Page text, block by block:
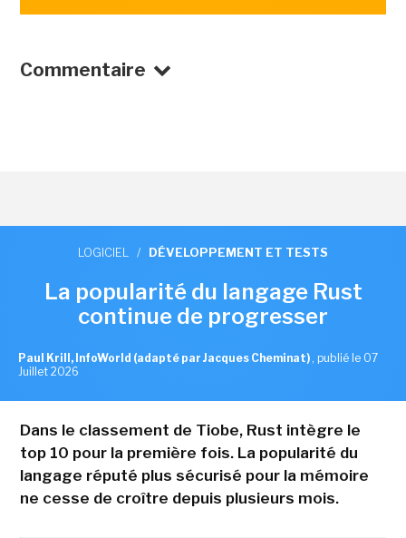
Commentaire
LOGICIEL / DÉVELOPPEMENT ET TESTS
La popularité du langage Rust
continue de progresser
Paul Krill, InfoWorld (adapté par Jacques Cheminat) , publié le 07
Juillet 2026
Dans le classement de Tiobe, Rust intègre le
top 10 pour la première fois. La popularité du
langage réputé plus sécurisé pour la mémoire
ne cesse de croître depuis plusieurs mois.